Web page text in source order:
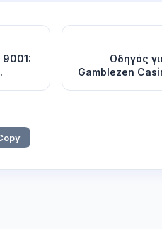
Οδηγός
Gamblezen